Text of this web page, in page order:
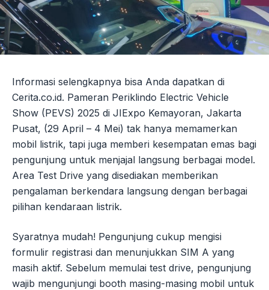
Informasi selengkapnya bisa Anda dapatkan di
Cerita.co.id. Pameran Periklindo Electric Vehicle
Show (PEVS) 2025 di JIExpo Kemayoran, Jakarta
Pusat, (29 April – 4 Mei) tak hanya memamerkan
mobil listrik, tapi juga memberi kesempatan emas bagi
pengunjung untuk menjajal langsung berbagai model.
Area Test Drive yang disediakan memberikan
pengalaman berkendara langsung dengan berbagai
pilihan kendaraan listrik.
Syaratnya mudah! Pengunjung cukup mengisi
formulir registrasi dan menunjukkan SIM A yang
masih aktif. Sebelum memulai test drive, pengunjung
wajib mengunjungi booth masing-masing mobil untuk